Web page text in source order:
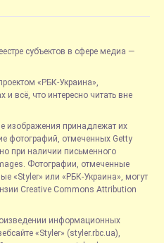
субъектов в сфере медиа —
«РБК-Украина»,
всё, что интересно читать вне
изображения принадлежат их
фотографий, отмеченных Getty
при наличии письменного
Фотографии, отмеченные
«Styler» или «РБК-Украина», могут
Creative Commons Attribution
информационных
«Styler» (styler.rbc.ua),